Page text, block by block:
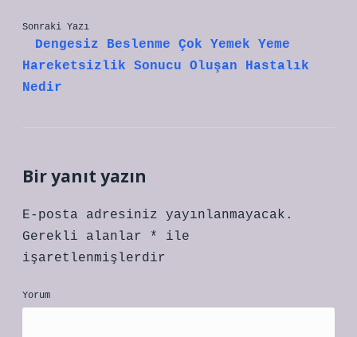
Sonraki Yazı
Dengesiz Beslenme Çok Yemek Yeme
Hareketsizlik Sonucu Oluşan Hastalık
Nedir
Bir yanıt yazın
E-posta adresiniz yayınlanmayacak.
Gerekli alanlar
*
ile
işaretlenmişlerdir
Yorum